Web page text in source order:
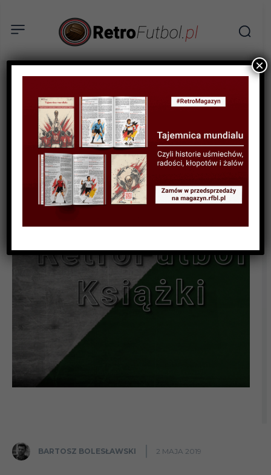
KSIĄŻKI RECENZJA
„Szmata. Gdy piłka nożna
staje się przekleństwem” –
recenzja
BARTOSZ BOLESŁAWSKI 2 MAJA 2019
×